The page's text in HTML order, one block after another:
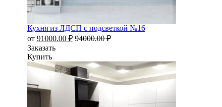
Кухня из ЛДСП с подсветкой №16
от 91000.00 ₽ 94000.00₽
Заказать
Купить